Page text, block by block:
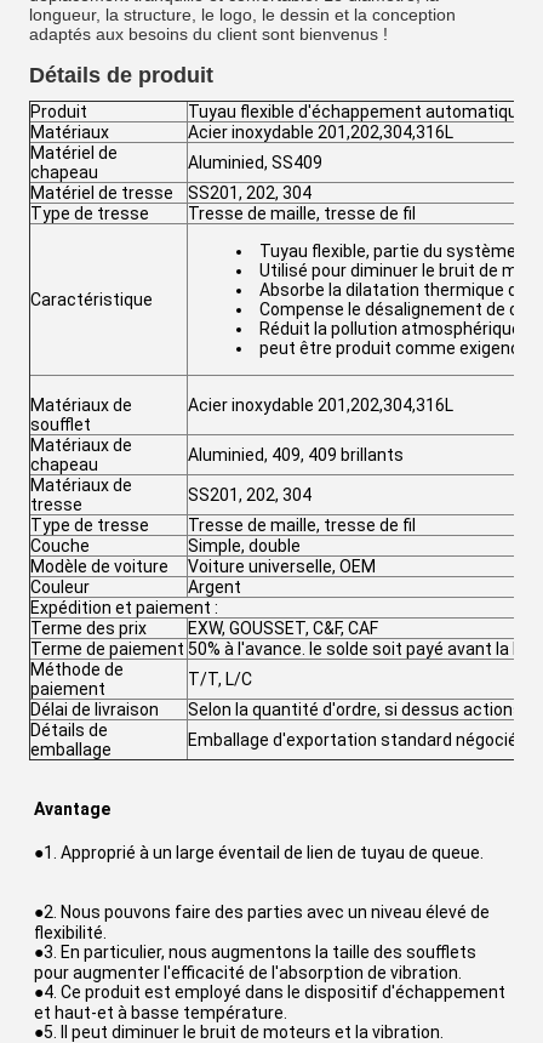
longueur, la structure, le logo, le dessin et la conception
adaptés aux besoins du client sont bienvenus !
Détails de produit
Produit
Tuyau flexible d'échappement automatique
Matériaux
Acier inoxydable 201,202,304,316L
Matériel de
chapeau
Aluminied, SS409
Matériel de tresse
SS201, 202, 304
Type de tresse
Tresse de maille, tresse de fil
Caractéristique
Tuyau flexible, partie du système
Utilisé pour diminuer le bruit de
Absorbe la dilatation thermique de
Compense le désalignement de
Réduit la pollution atmosphérique
peut être produit comme exigences
Matériaux de
soufflet
Acier inoxydable 201,202,304,316L
Matériaux de
chapeau
Aluminied, 409, 409 brillants
Matériaux de
tresse
SS201, 202, 304
Type de tresse
Tresse de maille, tresse de fil
Couche
Simple, double
Modèle de voiture
Voiture universelle, OEM
Couleur
Argent
Expédition et paiement :
Terme des prix
EXW, GOUSSET, C&F, CAF
Terme de paiement 50% à l'avance. le solde soit payé avant la
Méthode de
paiement
T/T, L/C
Délai de livraison
Selon la quantité d'ordre, si dessus actions,
Détails de
emballage
Emballage d'exportation standard négocié
Avantage
●1. Approprié à un large éventail de lien de tuyau de queue.
●2. Nous pouvons faire des parties avec un niveau élevé de
flexibilité.
●3. En particulier, nous augmentons la taille des soufflets
pour augmenter l'efficacité de l'absorption de vibration.
●4. Ce produit est employé dans le dispositif d'échappement
et haut-et à basse température.
●5. Il peut diminuer le bruit de moteurs et la vibration.